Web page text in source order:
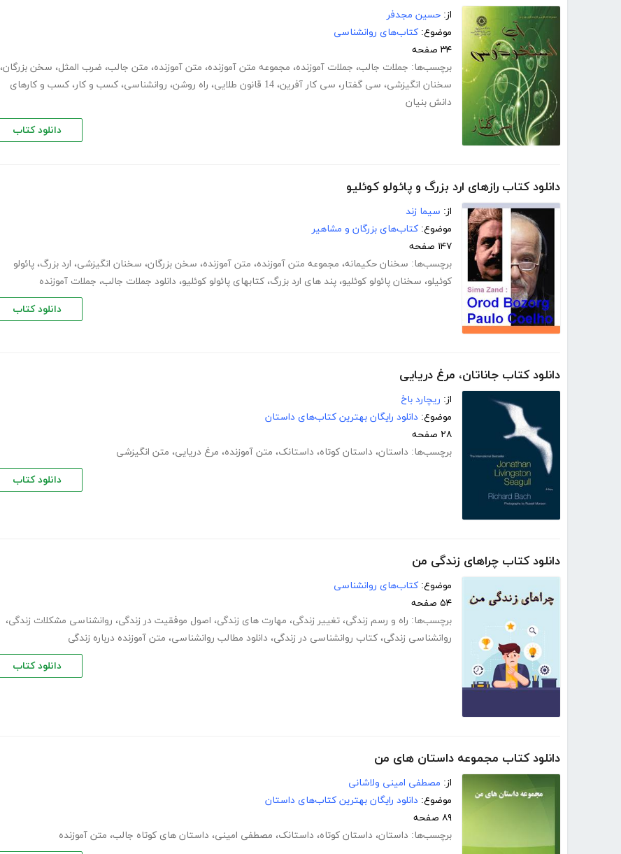
از: حسین مجدفر
موضوع: کتاب‌های روانشناسی
۳۴ صفحه
برچسب‌ها: جملات جالب، جملات آموزنده، مجموعه متن آموزنده، متن آموزنده، متن جالب، ضرب المثل، سخن بزرگان،
سخنان انگیزشی، سی گفتار، سی کار آفرین، 14 قانون طلایی ، راه روشن، روانشناسی، کسب و کار، کسب و کارهای
دانش بنیان
دانلود کتاب
دانلود کتاب رازهای ارد بزرگ و پائولو کوئلیو
از: سیما زند
موضوع: کتاب‌های بزرگان و مشاهیر
۱۴۷ صفحه
برچسب‌ها: سخنان حکیمانه، مجموعه متن آموزنده، متن آموزنده، سخن بزرگان، سخنان انگیزشی، ارد بزرگ، پائولو
کوئیلو، سخنان پائولو کوئلیو، پند های ارد بزرگ، کتابهای پائولو کوئلیو، دانلود جملات جالب، جملات آموزنده
دانلود کتاب
دانلود کتاب جاناتان، مرغ دریایی
از: ریچارد باخ
موضوع: دانلود رایگان بهترین کتاب‌های داستان
۲۸ صفحه
برچسب‌ها: داستان، داستان کوتاه، داستانک، متن آموزنده، مرغ دریایی، متن انگیزشی
دانلود کتاب
دانلود کتاب چراهای زندگی من
موضوع: کتاب‌های روانشناسی
۵۴ صفحه
برچسب‌ها: راه و رسم زندگی، تغییر زندگی، مهارت های زندگی، اصول موفقیت در زندگی، روانشناسی مشکلات زندگی،
روانشناسی زندگی، کتاب روانشناسی در زندگی، دانلود مطالب روانشناسی، متن آموزنده درباره زندگی
دانلود کتاب
دانلود کتاب مجموعه داستان های من
از: مصطفی امینی ولاشانی
موضوع: دانلود رایگان بهترین کتاب‌های داستان
۸۹ صفحه
برچسب‌ها: داستان، داستان کوتاه، داستانک، مصطفی امینی، داستان های کوتاه جالب، متن آموزنده